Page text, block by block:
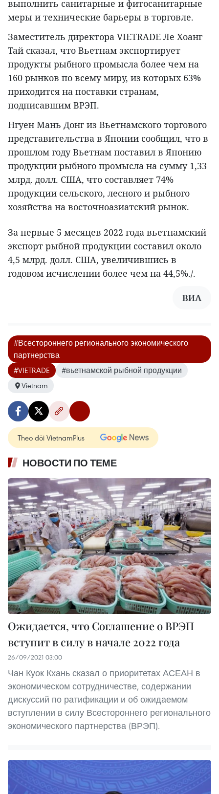
выполнить санитарные и фитосанитарные
меры и технические барьеры в торговле.
Заместитель директора VIETRADE Ле Хоанг
Тай сказал, что Вьетнам экспортирует
продукты рыбного промысла более чем на
160 рынков по всему миру, из которых 63%
приходится на поставки странам,
подписавшим ВРЭП.
Нгуен Мань Донг из Вьетнамского торгового
представительства в Японии сообщил, что в
прошлом году Вьетнам поставил в Японию
продукции рыбного промысла на сумму 1,33
млрд. долл. США, что составляет 74%
продукции сельского, лесного и рыбного
хозяйства на восточноазиатский рынок.
За первые 5 месяцев 2022 года вьетнамский
экспорт рыбной продукции составил около
4,5 млрд. долл. США, увеличившись в
годовом исчислении более чем на 44,5%./.
ВИА
#Всестороннего регионального экономического
партнерства
#VIETRADE
#вьетнамской рыбной продукции
Vietnam
Theo dõi VietnamPlus
НОВОСТИ ПО ТЕМЕ
Ожидается, что Соглашение о ВРЭП
вступит в силу в начале 2022 года
26/09/2021 03:00
Чан Куок Кхань сказал о приоритетах АСЕАН в
экономическом сотрудничестве, содержании
дискуссий по ратификации и об ожидаемом
вступлении в силу Всестороннего регионального
экономического партнерства (ВРЭП).